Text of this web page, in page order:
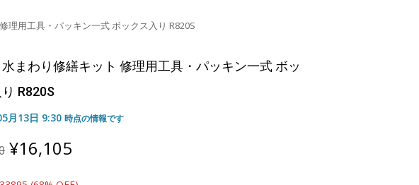
理用工具・パッキン一式 ボックス入り R820S
水まわり修繕キット 修理用工具・パッキン一式 ボッ
R820S
月13日 9:30 時点の情報です
Original
price
was:
¥16,105Current
is: